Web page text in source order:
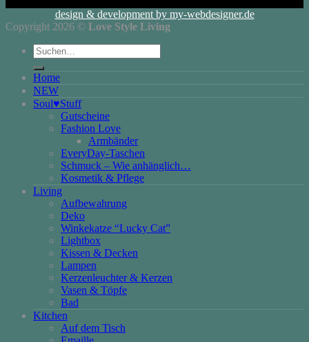
design & development by my-webdesigner.de
Copyright 2026 © Love Style Living
Suchen
nach:
Home
NEW
Soul♥Stuff
Gutscheine
Fashion Love
Armbänder
EveryDay-Taschen
Schmuck – Wie anhänglich…
Kosmetik & Pflege
Living
Aufbewahrung
Deko
Winkekatze “Lucky Cat”
Lightbox
Kissen & Decken
Lampen
Kerzenleuchter & Kerzen
Vasen & Töpfe
Bad
Kitchen
Auf dem Tisch